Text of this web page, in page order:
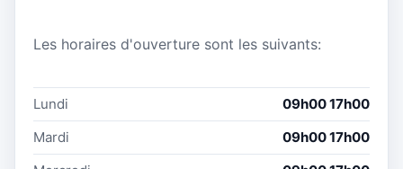
Les horaires d'ouverture sont les suivants:
Lundi
09h00 17h00
Mardi
09h00 17h00